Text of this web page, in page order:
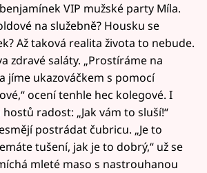
VIP mužské party Míla.
na služebně? Housku se
Až taková realita života to nebude.
zdravé saláty. „Prostíráme na
jíme ukazováčkem s pomocí
ocení tenhle hec kolegové. I
hostů radost: „Jak vám to sluší!“
postrádat čubricu. „Je to
tušení, jak je to dobrý,“ už se
mleté maso s nastrouhanou